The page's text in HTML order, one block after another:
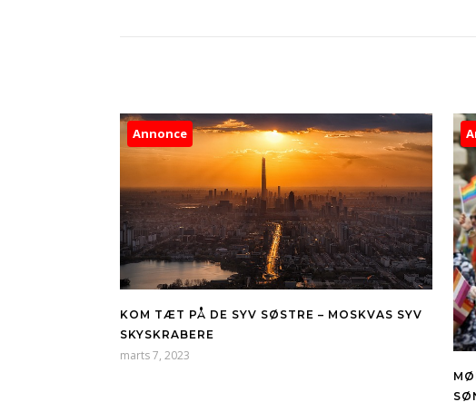
Annonce
KOM TÆT PÅ DE SYV SØSTRE – MOSKVAS SYV
SKYSKRABERE
marts 7, 2023